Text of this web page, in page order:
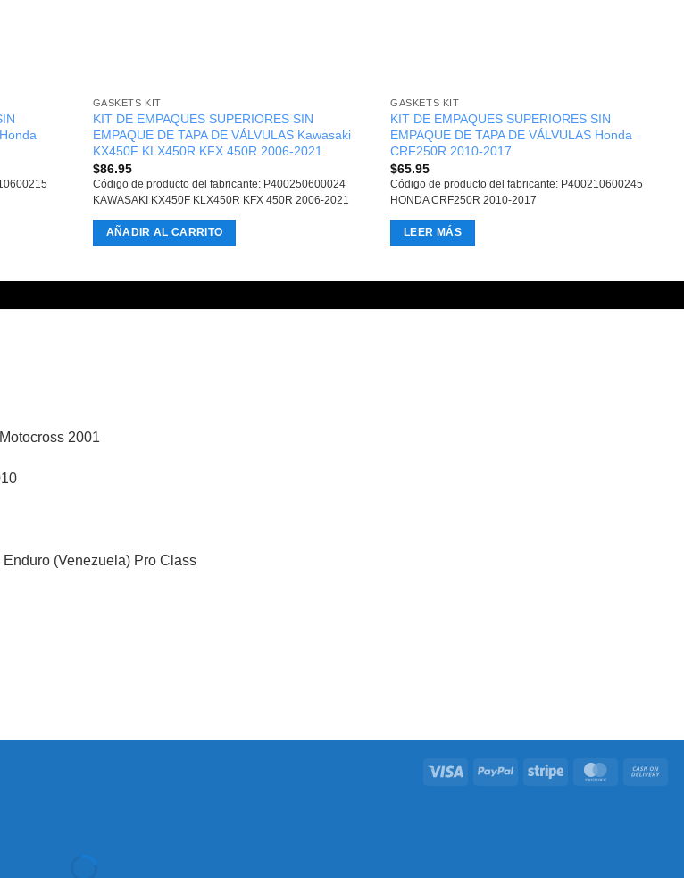
GASKETS KIT
KIT DE EMPAQUES SUPERIORES SIN
EMPAQUE DE TAPA DE VÁLVULAS Kawasaki
KX450F KLX450R KFX 450R 2006-2021
$86.95
Código de producto del fabricante: P400250600024
KAWASAKI KX450F KLX450R KFX 450R 2006-2021
AÑADIR AL CARRITO
GASKETS KIT
KIT DE EMPAQUES SUPERIORES SIN
EMPAQUE DE TAPA DE VÁLVULAS Honda
CRF250R 2010-2017
$65.95
Código de producto del fabricante: P400210600245
HONDA CRF250R 2010-2017
LEER MÁS
2001
(Venezuela) Pro Class
Visa PayPal Stripe MasterCard